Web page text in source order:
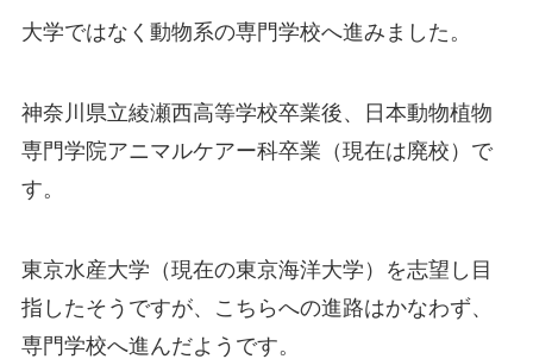
大学ではなく動物系の専門学校へ進みました。
神奈川県立綾瀬西高等学校卒業後、日本動物植物
専門学院アニマルケアー科卒業（現在は廃校）で
す。
東京水産大学（現在の東京海洋大学）を志望し目
指したそうですが、こちらへの進路はかなわず、
専門学校へ進んだようです。